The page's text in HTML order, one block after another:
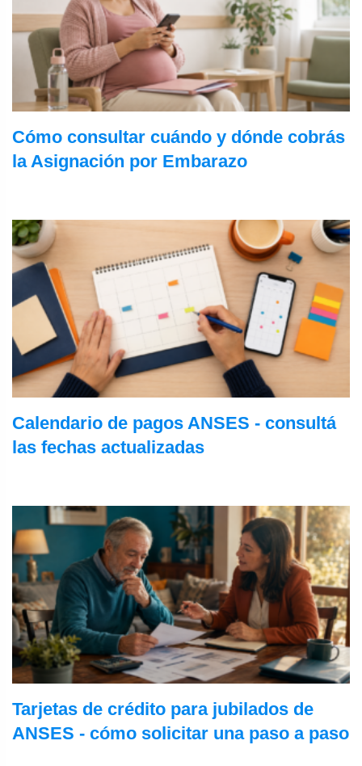
Cómo consultar cuándo y dónde cobrás
la Asignación por Embarazo
Calendario de pagos ANSES - consultá
las fechas actualizadas
Tarjetas de crédito para jubilados de
ANSES - cómo solicitar una paso a paso